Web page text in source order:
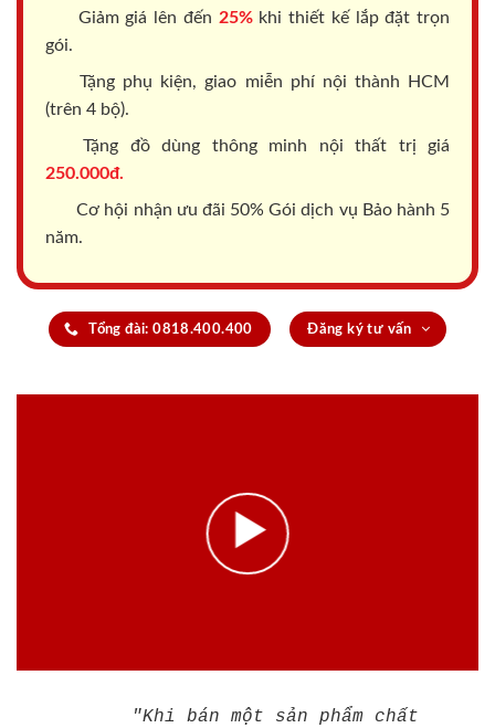
Giảm giá lên đến 25%khi thiết kế lắp đặt trọn
gói.
Tặng phụ kiện, giao miễn phí nội thành HCM
(trên 4 bộ).
Tặng đồ dùng thông minh nội thất trị giá
250.000đ.
Cơ hội nhận ưu đãi 50% Gói dịch vụ Bảo hành 5
năm.
Tổng đài: 0818.400.400 Đăng ký tư vấn
"Khi bán một sản phẩm chất